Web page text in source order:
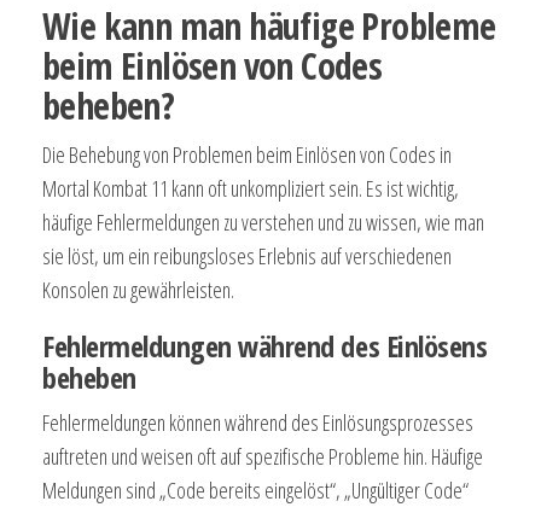
Wie kann man häufige Probleme
beim Einlösen von Codes
beheben?
Die Behebung von Problemen beim Einlösen von Codes in
Mortal Kombat 11 kann oft unkompliziert sein. Es ist wichtig,
häufige Fehlermeldungen zu verstehen und zu wissen, wie man
sie löst, um ein reibungsloses Erlebnis auf verschiedenen
Konsolen zu gewährleisten.
Fehlermeldungen während des Einlösens
beheben
Fehlermeldungen können während des Einlösungsprozesses
auftreten und weisen oft auf spezifische Probleme hin. Häufige
Meldungen sind „Code bereits eingelöst“, „Ungültiger Code“